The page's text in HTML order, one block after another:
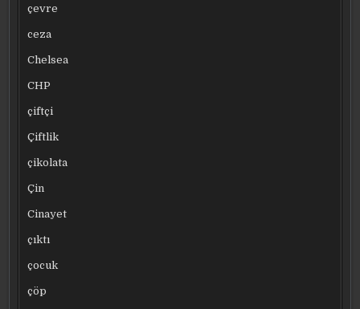
çevre
ceza
Chelsea
CHP
çiftçi
Çiftlik
çikolata
Çin
Cinayet
çıktı
çocuk
çöp